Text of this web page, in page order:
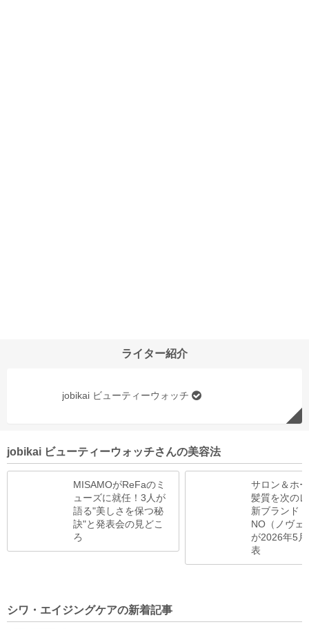
ライター紹介
jobikai ビューティーウォッチ
jobikai ビューティーウォッチさんの美容法
MISAMOがReFaのミ
ューズに就任！3人が
語る"美しさを保つ秘
訣"と発表会の見どこ
ろ
サロン＆ホ
髪質を次の
新ブランド
NO（ノヴェ
が2026年5
表
シワ・エイジングケアの新着記事